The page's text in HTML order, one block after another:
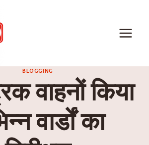
BLOGGING
वाहनों किया
वार्डों का